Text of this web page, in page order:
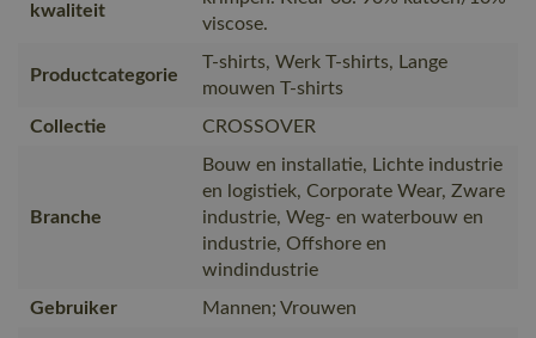
kwaliteit
viscose.
Productcategorie
T-shirts, Werk T-shirts, Lange
mouwen T-shirts
Collectie
CROSSOVER
Branche
Bouw en installatie, Lichte industrie
en logistiek, Corporate Wear, Zware
industrie, Weg- en waterbouw en
industrie, Offshore en
windindustrie
Gebruiker
Mannen; Vrouwen